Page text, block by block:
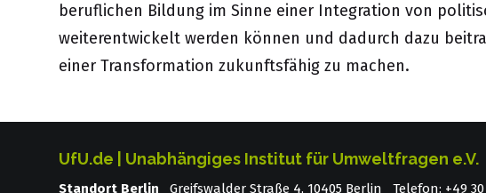
beruflichen Bildung im Sinne einer Integration von
weiterentwickelt werden können und dadurch dazu
einer Transformation zukunftsfähig zu machen.
UfU.de | Unabhängiges Institut für Umweltfragen e.V.
Standort Berlin Greifswalder Straße 4, 10405 Berlin Telefon: +49